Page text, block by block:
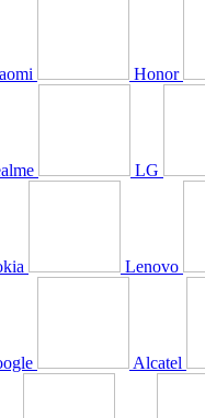
Honor
LG
Lenovo
Alcatel